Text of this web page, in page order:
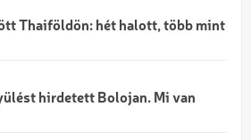
Thaiföldön: hét halott, több mint
hirdetett Bolojan. Mi van